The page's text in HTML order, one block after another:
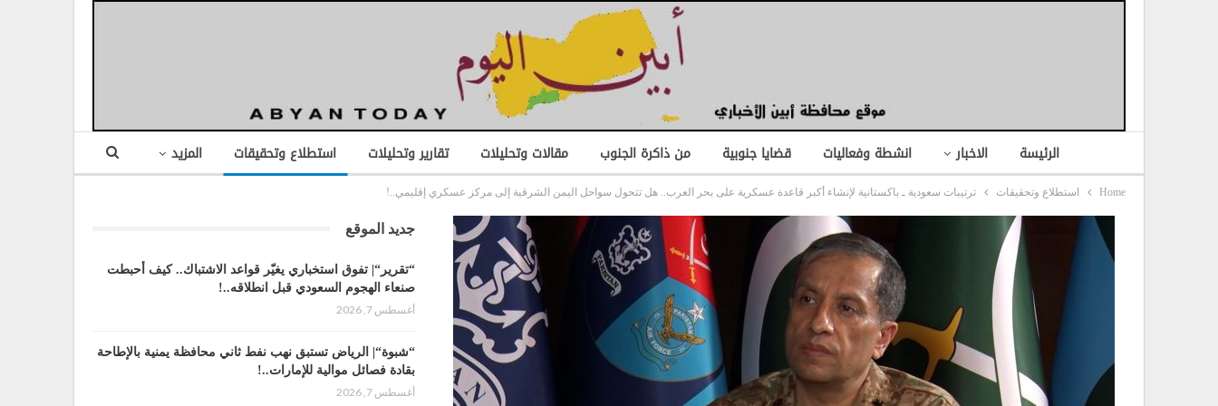
الرئيسة الاخبار انشطة وفعاليات قضايا جنوبية من ذاكرة الجنوب مقالات وتحليلات تقارير وتحليلات استطلاع وتحقيقات المزيد
Home استطلاع وتحقيقات ترتيبات سعودية ـ باكستانية لإنشاء أكبر قاعدة عسكرية على بحر العرب.. هل تتحول سواحل اليمن الشرقية إلى مركز عسكري إقليمي..!
جديد الموقع
“تقرير“| تفوق استخباري يغيّر قواعد الاشتباك.. كيف أحبطت
صنعاء الهجوم السعودي قبل انطلاقه..!
أغسطس 7, 2026
“شبوة“| الرياض تستبق نهب نفط ثاني محافظة يمنية بالإطاحة
بقادة فصائل موالية للإمارات..!
أغسطس 7, 2026